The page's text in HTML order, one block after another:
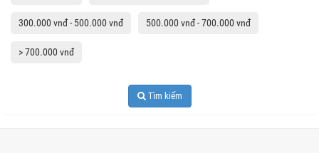
300.000 vnđ - 500.000 vnđ 500.000 vnđ - 700.000 vnđ
> 700.000 vnđ
Tìm kiếm